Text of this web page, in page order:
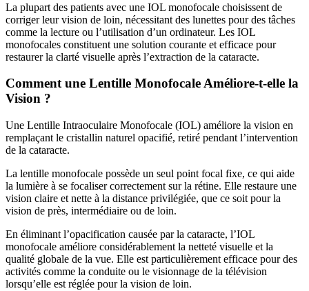
La plupart des patients avec une IOL monofocale choisissent de
corriger leur vision de loin, nécessitant des lunettes pour des tâches
comme la lecture ou l’utilisation d’un ordinateur. Les IOL
monofocales constituent une solution courante et efficace pour
restaurer la clarté visuelle après l’extraction de la cataracte.
Comment une Lentille Monofocale Améliore-t-elle la
Vision ?
Une Lentille Intraoculaire Monofocale (IOL) améliore la vision en
remplaçant le cristallin naturel opacifié, retiré pendant l’intervention
de la cataracte.
La lentille monofocale possède un seul point focal fixe, ce qui aide
la lumière à se focaliser correctement sur la rétine. Elle restaure une
vision claire et nette à la distance privilégiée, que ce soit pour la
vision de près, intermédiaire ou de loin.
En éliminant l’opacification causée par la cataracte, l’IOL
monofocale améliore considérablement la netteté visuelle et la
qualité globale de la vue. Elle est particulièrement efficace pour des
activités comme la conduite ou le visionnage de la télévision
lorsqu’elle est réglée pour la vision de loin.